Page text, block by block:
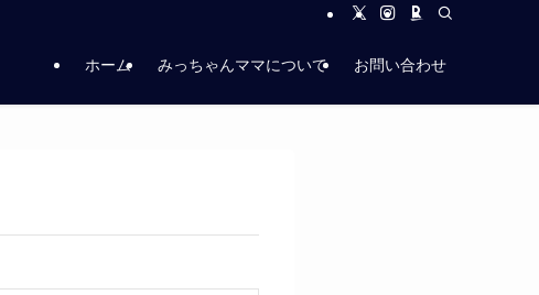
ホーム みっちゃんママについて お問い合わせ